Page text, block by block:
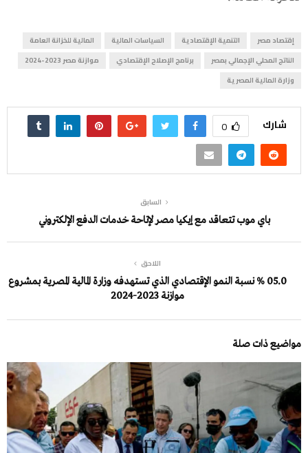
إقتصاد مصر التنمية الإقتصادية السياسات المالية
المالية للخزانة العامة
الناتج المحلي الإجمالي بمصر
برنامج الإصلاح الإقتصادي
موازنة مصر 2023-2024
وزارة المالية المصرية
شارك 0
السابق
باي موب تتعاقد مع إيكيا مصر لإتاحة خدمات الدفع الإلكتروني
اللاحق
05.0 % نسبة النمو الإقتصادي الذي تستهدفه وزارة المالية المصرية بمشروع
موازنة 2023-2024
مواضيع ذات صلة